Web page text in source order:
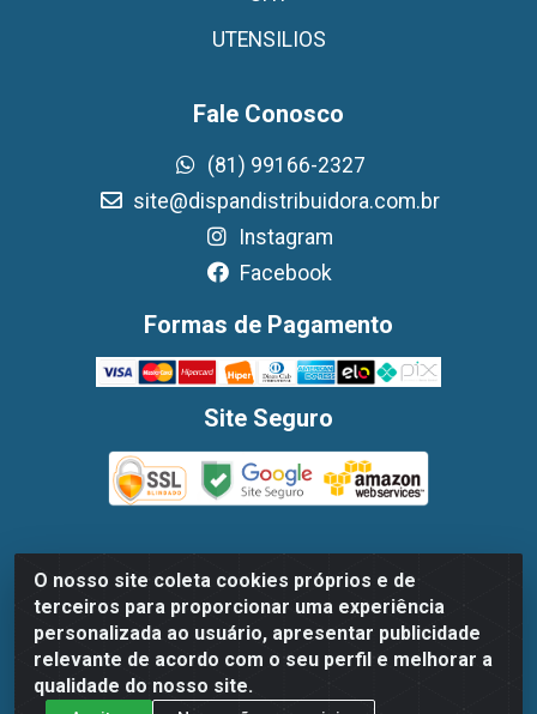
O nosso site coleta cookies próprios e de
terceiros para proporcionar uma experiência
personalizada ao usuário, apresentar publicidade
relevante de acordo com o seu perfil e melhorar a
qualidade do nosso site.
UTENSILIOS
Fale Conosco
(81) 99166-2327
site@dispandistribuidora.com.br
Instagram
Facebook
Formas de Pagamento
Site Seguro
Dispan Distribuidora de Alimentos LTDA - Avenida
Marechal Mascarenhas De Moraes, 1048- Imbiribeira,
Recife/PE - CEP 51.170-000 - CNPJ 30.779.584/0003-78